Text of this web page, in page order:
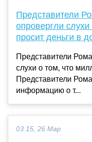
Представители
опровергли
просит деньги в
Представители
слухи о том, что
Представители
информацию о т...
03:15, 26 Мар